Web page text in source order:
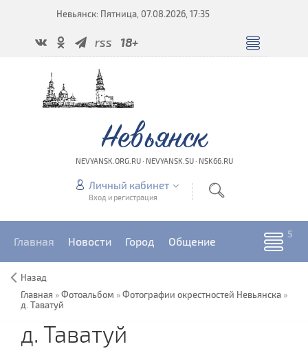
Невьянск: Пятница, 07.08.2026, 17:35
rss 18+
Невьянск
NEVYANSK.ORG.RU · NEVYANSK.SU · NSK66.RU
Личный кабинет
Вход и регистрация
Главная Новости Город Общение
Назад
Главная »Фотоальбом »Фотографии окрестностей Невьянска »
д. Таватуй
д. Таватуй